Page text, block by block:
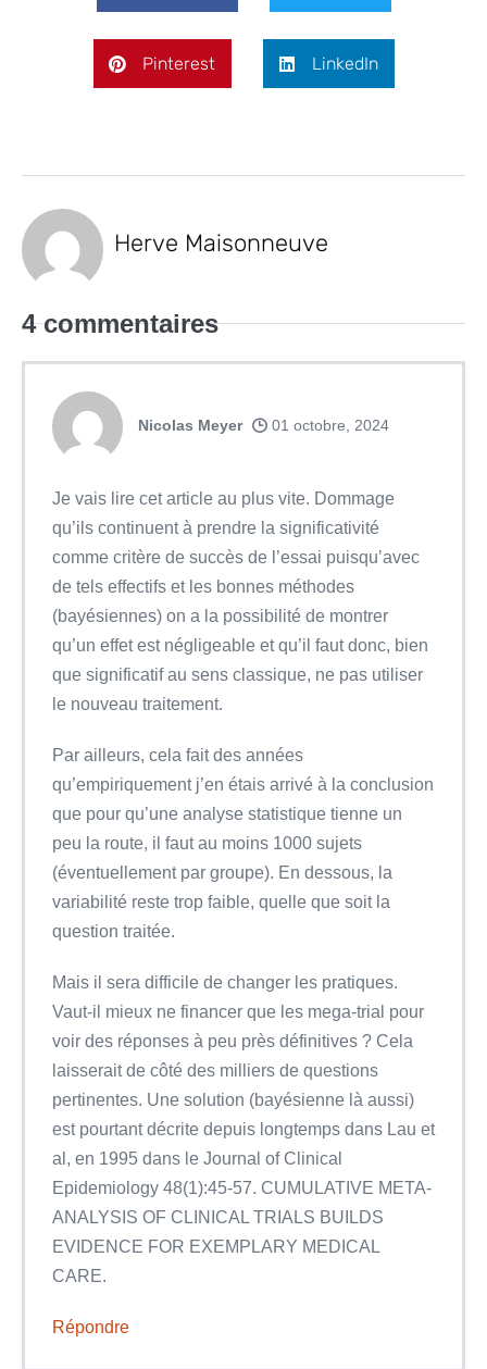
Pinterest LinkedIn
Herve Maisonneuve
4commentaires
Nicolas Meyer 01 octobre, 2024
Je vais lire cet article au plus vite. Dommage
qu’ils continuent à prendre la significativité
comme critère de succès de l’essai puisqu’avec
de tels effectifs et les bonnes méthodes
(bayésiennes) on a la possibilité de montrer
qu’un effet est négligeable et qu’il faut donc, bien
que significatif au sens classique, ne pas utiliser
le nouveau traitement.
Par ailleurs, cela fait des années
qu’empiriquement j’en étais arrivé à la conclusion
que pour qu’une analyse statistique tienne un
peu la route, il faut au moins 1000 sujets
(éventuellement par groupe). En dessous, la
variabilité reste trop faible, quelle que soit la
question traitée.
Mais il sera difficile de changer les pratiques.
Vaut-il mieux ne financer que les mega-trial pour
voir des réponses à peu près définitives ? Cela
laisserait de côté des milliers de questions
pertinentes. Une solution (bayésienne là aussi)
est pourtant décrite depuis longtemps dans Lau et
al, en 1995 dans le Journal of Clinical
Epidemiology 48(1):45-57. CUMULATIVE META-
ANALYSIS OF CLINICAL TRIALS BUILDS
EVIDENCE FOR EXEMPLARY MEDICAL
CARE.
Répondre